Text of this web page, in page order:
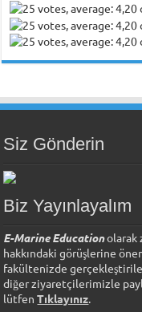
Siz Gönderin
Biz Yayınlayalım
E-Marine Educationolarak
hakkındaki görüşlerine
fakültenizde
diğer ziyaretçilerimizle
lütfenTıklayınız.